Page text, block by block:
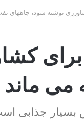
نوشته شود، چاههای
برای
می ماند
جذابی است